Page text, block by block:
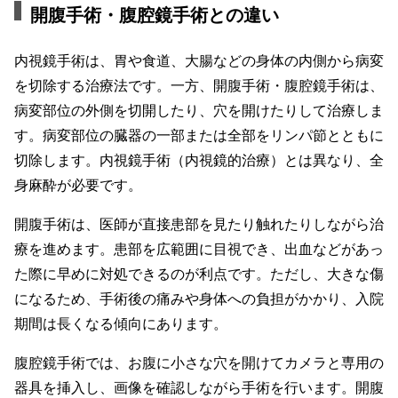
開腹手術・腹腔鏡手術との違い
内視鏡手術は、胃や食道、大腸などの身体の内側から病変
を切除する治療法です。一方、開腹手術・腹腔鏡手術は、
病変部位の外側を切開したり、穴を開けたりして治療しま
す。病変部位の臓器の一部または全部をリンパ節とともに
切除します。内視鏡手術（内視鏡的治療）とは異なり、全
身麻酔が必要です。
開腹手術は、医師が直接患部を見たり触れたりしながら治
療を進めます。患部を広範囲に目視でき、出血などがあっ
た際に早めに対処できるのが利点です。ただし、大きな傷
になるため、手術後の痛みや身体への負担がかかり、入院
期間は長くなる傾向にあります。
腹腔鏡手術では、お腹に小さな穴を開けてカメラと専用の
器具を挿入し、画像を確認しながら手術を行います。開腹